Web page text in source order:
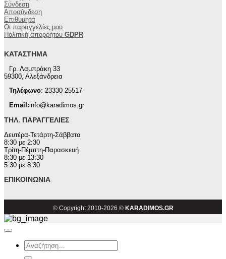
Σύνδεση
Αποσύνδεση
Επιθυμητά
Οι παραγγελίες μου
Πολιτική απορρήτου GDPR
ΚΑΤΆΣΤΗΜΑ
Γρ. Λαμπράκη 33
59300, Αλεξάνδρεια
Τηλέφωνο: 23330 25517
Email:info@karadimos.gr
ΤΗΛ. ΠΑΡΑΓΓΕΛΊΕΣ
Δευτέρα-Τετάρτη-Σάββατο
8:30 με 2:30
Τρίτη-Πέμπτη-Παρασκευή
8:30 με 13:30
5:30 με 8:30
ΕΠΙΚΟΙΝΩΝΊΑ
© Copyright 2010-2026 © KARADIMOS.GR
Αναζήτηση
για: